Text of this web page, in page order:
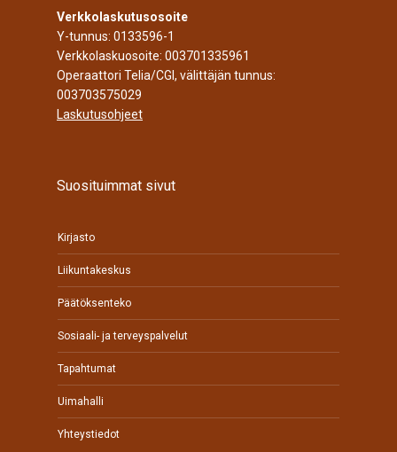
Verkkolaskutusosoite
Y-tunnus: 0133596-1
Verkkolaskuosoite: 003701335961
Operaattori Telia/CGI, välittäjän tunnus:
003703575029
Laskutusohjeet
Suosituimmat sivut
Kirjasto
Liikuntakeskus
Päätöksenteko
Sosiaali- ja terveyspalvelut
Tapahtumat
Uimahalli
Yhteystiedot